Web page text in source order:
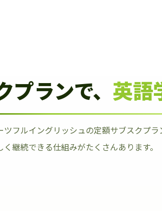
プランで、 英語
ツフルイングリッシュの定額サブスクプ
く継続できる仕組みがたくさんあります。